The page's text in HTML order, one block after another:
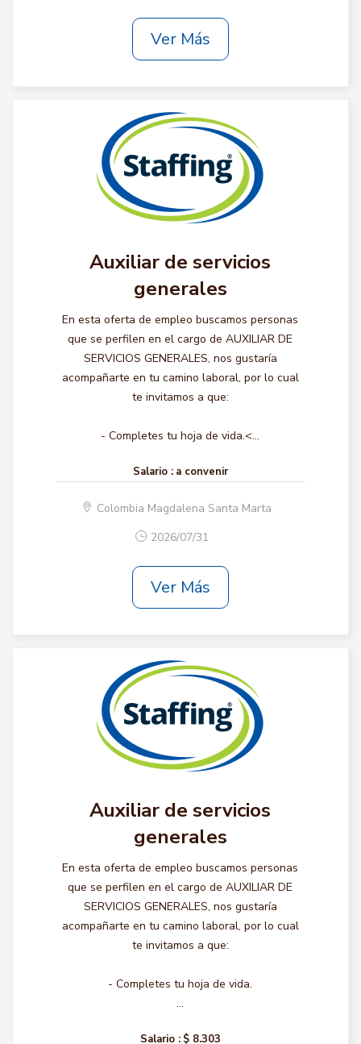
Ver Más
Auxiliar de servicios
generales
En esta oferta de empleo buscamos personas
que se perfilen en el cargo de AUXILIAR DE
SERVICIOS GENERALES, nos gustaría
acompañarte en tu camino laboral, por lo cual
te invitamos a que:
- Completes tu hoja de vida.<...
Salario : a convenir
Colombia Magdalena Santa Marta
2026/07/31
Ver Más
Auxiliar de servicios
generales
En esta oferta de empleo buscamos personas
que se perfilen en el cargo de AUXILIAR DE
SERVICIOS GENERALES, nos gustaría
acompañarte en tu camino laboral, por lo cual
te invitamos a que:
- Completes tu hoja de vida.
...
Salario : $ 8.303